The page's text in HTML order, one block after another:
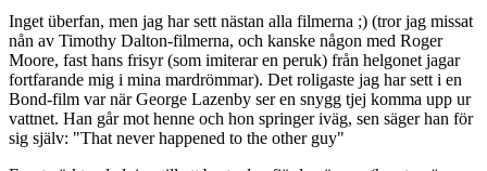
Inget überfan, men jag har sett nästan alla filmerna ;) (tror jag missat
nån av Timothy Dalton-filmerna, och kanske någon med Roger
Moore, fast hans frisyr (som imiterar en peruk) från helgonet jagar
fortfarande mig i mina mardrömmar). Det roligaste jag har sett i en
Bond-film var när George Lazenby ser en snygg tjej komma upp ur
vattnet. Han går mot henne och hon springer iväg, sen säger han för
sig själv: "That never happened to the other guy"